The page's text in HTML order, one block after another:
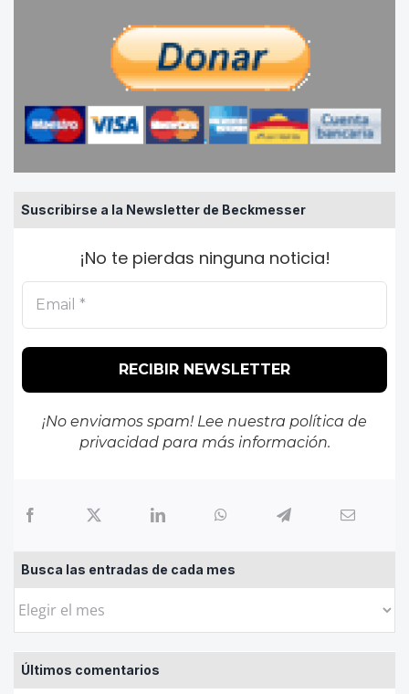
Suscribirse a la Newsletter de Beckmesser
¡No te pierdas ninguna noticia!
¡No enviamos spam! Lee nuestra política de
privacidadpara más información.
Busca las entradas de cada mes
Busca
entradas
de
Últimos comentarios